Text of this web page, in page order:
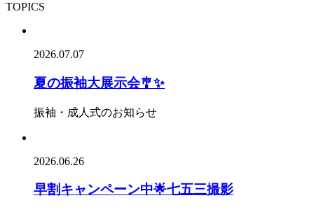
TOPICS
2026.07.07
夏の振袖大展示会🎐✨
振袖・成人式のお知らせ
2026.06.26
早割キャンペーン中🌟七五三撮影